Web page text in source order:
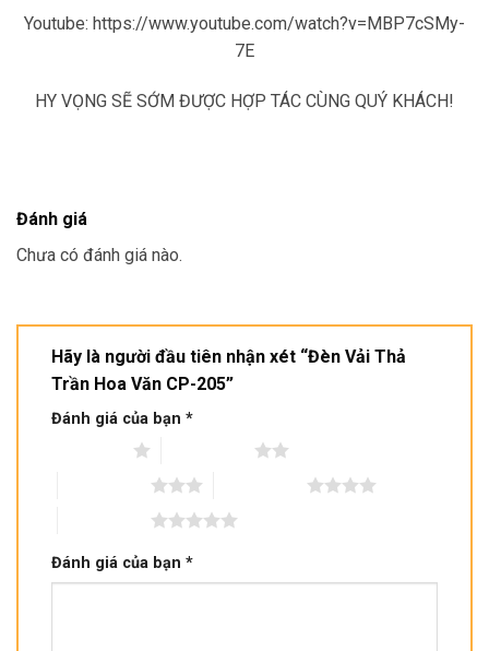
Youtube: https://www.youtube.com/watch?v=MBP7cSMy-
7E
HY VỌNG SẼ SỚM ĐƯỢC HỢP TÁC CÙNG QUÝ KHÁCH!
Đánh giá
Chưa có đánh giá nào.
Hãy là người đầu tiên nhận xét “Đèn Vải Thả
Trần Hoa Văn CP-205”
Đánh giá của bạn *
Đánh giá của bạn *